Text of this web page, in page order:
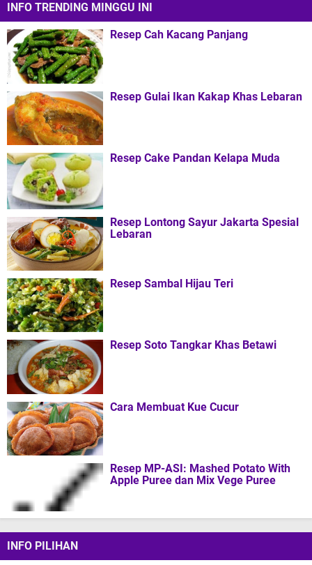
INFO TRENDING MINGGU INI
Resep Cah Kacang Panjang
Resep Gulai Ikan Kakap Khas Lebaran
Resep Cake Pandan Kelapa Muda
Resep Lontong Sayur Jakarta Spesial
Lebaran
Resep Sambal Hijau Teri
Resep Soto Tangkar Khas Betawi
Cara Membuat Kue Cucur
Resep MP-ASI: Mashed Potato With
Apple Puree dan Mix Vege Puree
INFO PILIHAN